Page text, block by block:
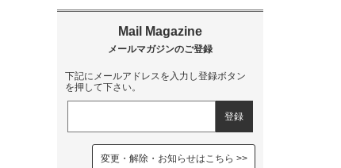
下記にメールアドレスを入力し登録ボタン
を押して下さい。
変更・解除・お知らせはこちら